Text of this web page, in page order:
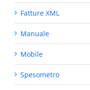
Fatture XML
Manuale
Mobile
Spesometro